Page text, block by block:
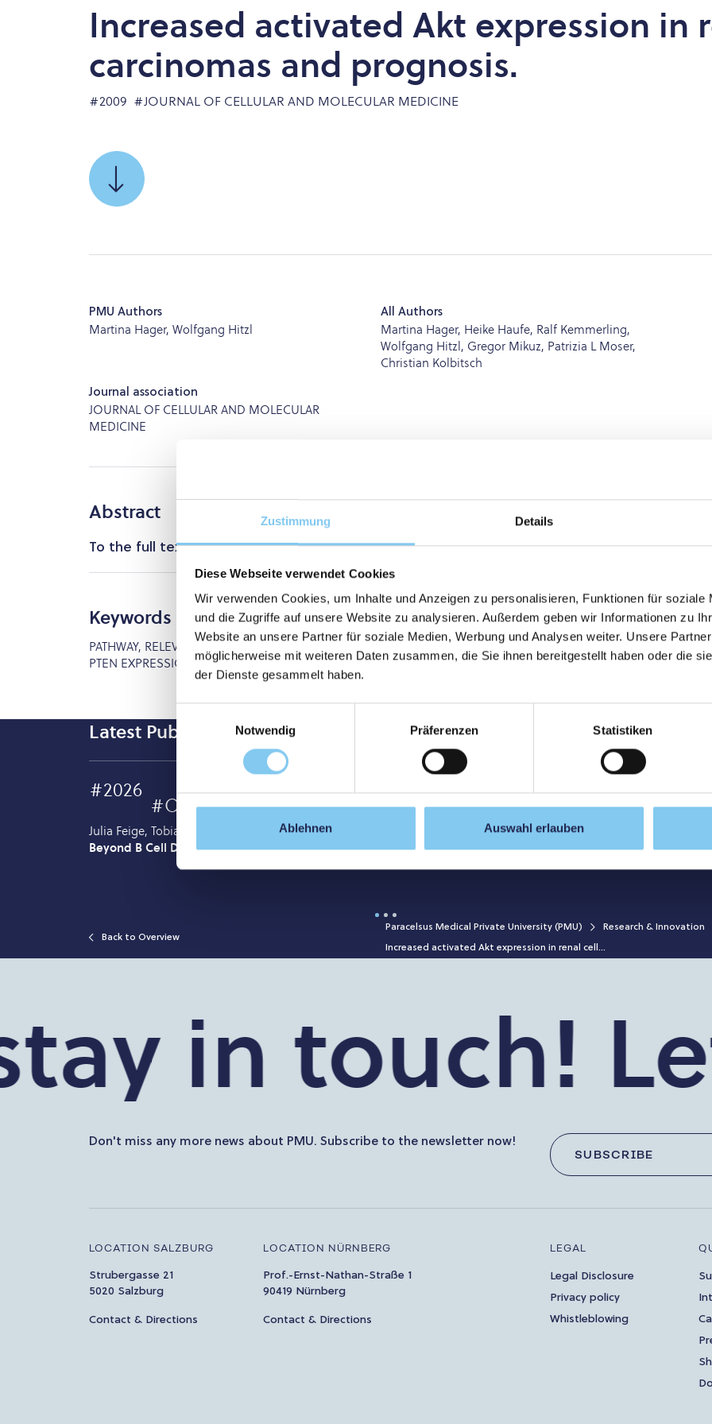
Zustimmung Details
Diese Webseite verwendet Cookies
Wir verwenden Cookies, um Inhalte und Anzeigen zu personalisieren, Funktionen für soziale
und die Zugriffe auf unsere Website zu analysieren. Außerdem geben wir Informationen zu
Website an unsere Partner für soziale Medien, Werbung und Analysen weiter. Unsere
möglicherweise mit weiteren Daten zusammen, die Sie ihnen bereitgestellt haben oder die
der Dienste gesammelt haben.
Notwendig
Präferenzen Statistiken
Ablehnen Auswahl erlauben
Increased activated Akt expression in
carcinomas and prognosis.
#2009 #JOURNAL OF CELLULAR AND MOLECULAR MEDICINE
SCROLL
TO
PMU Authors
Martina Hager, Wolfgang Hitzl
All Authors
Martina Hager, Heike Haufe, Ralf Kemmerling,
Wolfgang Hitzl, Gregor Mikuz, Patrizia L Moser,
Christian Kolbitsch
Journal association
JOURNAL OF CELLULAR AND MOLECULAR
MEDICINE
Abstract
To the full text
Keywords
PATHWAY, RELEVANCE, RESISTANCE, BREAST-CANCER, SURVIVAL, ADENOCARCINOMA, LUNG-CANCER,
PTEN EXPRESSION, TARGETED THERAPY, KINASE-B
Latest Publication
#2026
#Original Article
Julia Feige, Tobias Moser, Katja Akgun, Kerstin Schwenker, Wolfgang Hitzl, Tjalf Ziemssen, Johann Sellner
Beyond B Cell Depletion, Multiple Sclerosis; CD20 depletion; Immune cell phenotyping; Ocr; Rtx;
Back to Overview
Paracelsus Medical Private University (PMU) Research & Innovation
Increased activated Akt expression in renal cell...
in touch!
Don't miss any more news about PMU. Subscribe to the newsletter now!
SUBSCRIBE
LOCATION SALZBURG
Strubergasse 21
5020 Salzburg
Contact & Directions
LOCATION NÜRNBERG
Prof.-Ernst-Nathan-Straße 1
90419 Nürnberg
Contact & Directions
LEGAL
Legal Disclosure
Privacy policy
Whistleblowing